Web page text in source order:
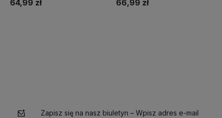
64,99 zł 66,99 zł
Zapisz się na nasz biuletyn – Wpisz adres e-mail